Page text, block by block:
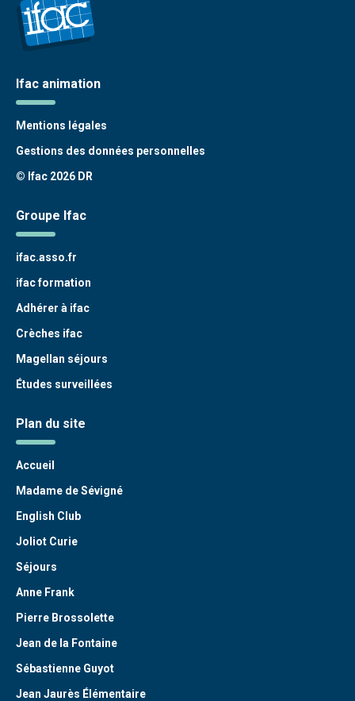
Ifac animation
Mentions légales
Gestions des données personnelles
© Ifac 2026 DR
Groupe Ifac
ifac.asso.fr
ifac formation
Adhérer à ifac
Crèches ifac
Magellan séjours
Études surveillées
Plan du site
Accueil
Madame de Sévigné
English Club
Joliot Curie
Séjours
Anne Frank
Pierre Brossolette
Jean de la Fontaine
Sébastienne Guyot
Jean Jaurès Élémentaire